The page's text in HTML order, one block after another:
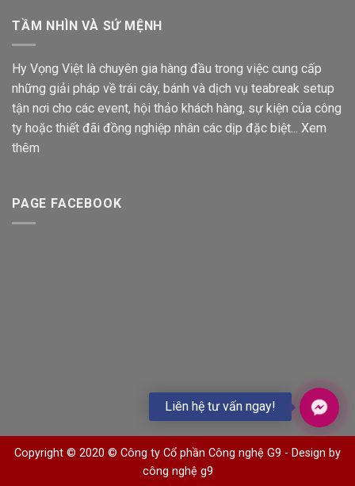
TẦM NHÌN VÀ SỨ MỆNH
Hy Vọng Việt là chuyên gia hàng đầu trong việc cung cấp
những giải pháp về trái cây, bánh và dịch vụ teabreak setup
tận nơi cho các event, hội thảo khách hàng, sự kiện của công
ty hoặc thiết đãi đồng nghiệp nhân các dịp đặc biệt... Xem
thêm
PAGE FACEBOOK
Copyright © 2020 © Công ty Cổ phần Công nghệ G9 - Design by
công nghệ g9
Liên hệ tư vấn ngay!